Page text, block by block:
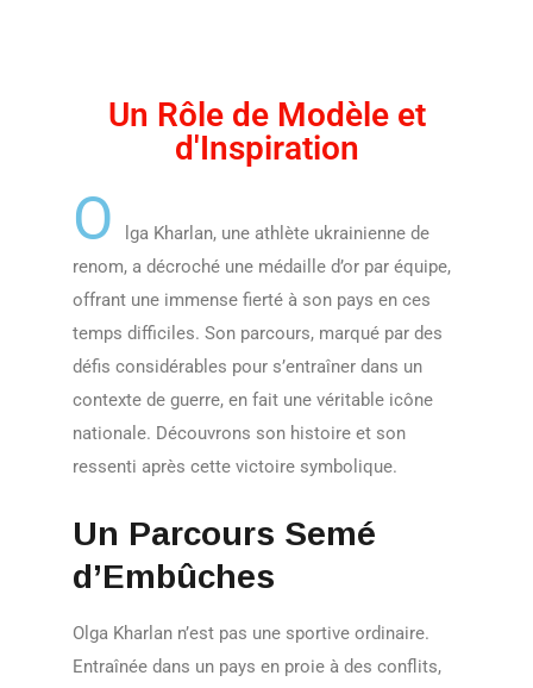
Un Rôle de Modèle et
d'Inspiration
O
lga Kharlan, une athlète ukrainienne de
renom, a décroché une médaille d’or par équipe,
offrant une immense fierté à son pays en ces
temps difficiles. Son parcours, marqué par des
défis considérables pour s’entraîner dans un
contexte de guerre, en fait une véritable icône
nationale. Découvrons son histoire et son
ressenti après cette victoire symbolique.
Un Parcours Semé
d’Embûches
Olga Kharlan n’est pas une sportive ordinaire.
Entraînée dans un pays en proie à des conflits,